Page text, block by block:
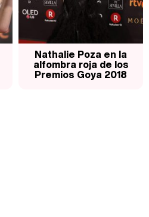
Nathalie Poza en la
alfombra roja de los
Premios Goya 2018